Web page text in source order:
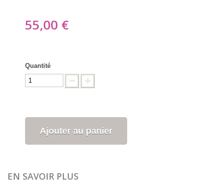
55,00 €
Quantité
Ajouter au panier
EN SAVOIR PLUS